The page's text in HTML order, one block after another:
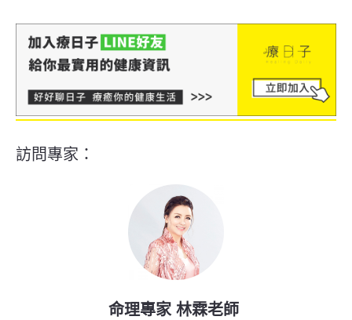
訪問專家：
命理專家 林霖老師